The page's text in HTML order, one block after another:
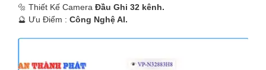
🔩 Thiết Kế Camera Đầu Ghi 32 kênh.
️🔮 Ưu Điểm : Công Nghệ AI.